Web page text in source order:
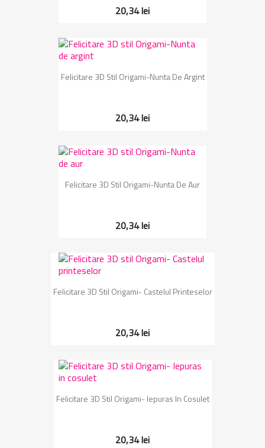
20,34 lei
Felicitare 3D Stil Origami-Nunta De Argint
20,34 lei
Felicitare 3D Stil Origami-Nunta De Aur
20,34 lei
Felicitare 3D Stil Origami- Castelul Printeselor
20,34 lei
Felicitare 3D Stil Origami- Iepuras In Cosulet
20,34 lei